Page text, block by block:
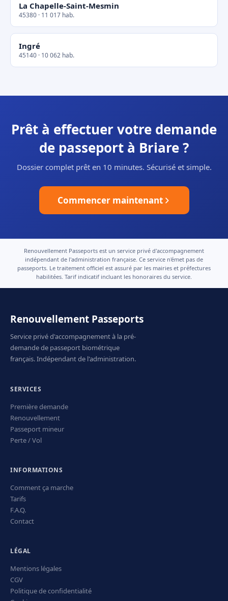
La Chapelle-Saint-Mesmin
45380 · 11 017 hab.
Ingré
45140 · 10 062 hab.
Prêt à effectuer votre demande
de passeport à Briare ?
Dossier complet prêt en 10 minutes. Sécurisé et simple.
Commencer maintenant
Renouvellement Passeports est un service privé d'accompagnement
indépendant de l'administration française. Ce service n'émet pas de
passeports. Le traitement officiel est assuré par les mairies et préfectures
habilitées. Tarif indicatif incluant les honoraires du service.
Renouvellement Passeports
Service privé d'accompagnement à la pré-
demande de passeport biométrique
français. Indépendant de l'administration.
SERVICES
Première demande
Renouvellement
Passeport mineur
Perte / Vol
INFORMATIONS
Comment ça marche
Tarifs
F.A.Q.
Contact
LÉGAL
Mentions légales
CGV
Politique de confidentialité